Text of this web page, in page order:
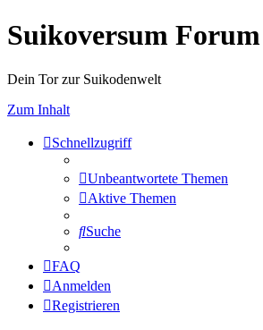
Suikoversum Forum
Dein Tor zur Suikodenwelt
Zum Inhalt
Schnellzugriff
Unbeantwortete Themen
Aktive Themen
Suche
FAQ
Anmelden
Registrieren